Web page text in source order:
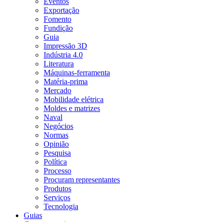
Exportação
Fomento
Fundição
Guia
Impressão 3D
Indústria 4.0
Literatura
Máquinas-ferramenta
Matéria-prima
Mercado
Mobilidade elétrica
Moldes e matrizes
Naval
Negócios
Normas
Opinião
Pesquisa
Política
Processo
Procuram representantes
Produtos
Serviços
Tecnologia
Guias